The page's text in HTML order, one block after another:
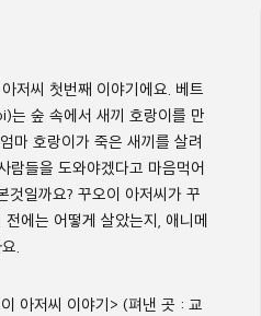
저씨 첫번째 이야기에요 베트
는 숲 속에서 새끼 호랑이를 만
마 호랑이가 죽은 새끼를 살려
람들을 도와야겠다고 마음먹어
것일까요?꾸오이 아저씨가 꾸
에는 어떻게 살았는지 애니메
아저씨 이야기> (펴낸 곳 :교